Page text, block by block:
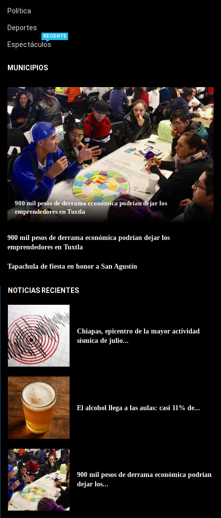
Política
Deportes
Espectáculos
RECIENTE
MUNICIPIOS
900 mil pesos de derrama económica podrían dejar los
emprendedores en Tuxtla
900 mil pesos de derrama económica podrían dejar los
emprendedores en Tuxtla
Tapachula de fiesta en honor a San Agustín
NOTICIAS RECIENTES
Chiapas, epicentro de la mayor actividad
sísmica de julio...
El alcohol llega a las aulas: casi 11% de...
900 mil pesos de derrama económica podrían
dejar los...